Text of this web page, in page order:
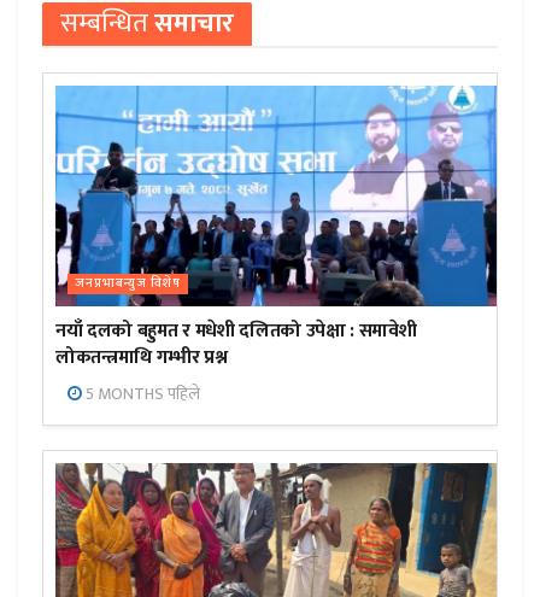
सम्बन्धितसमाचार
जनप्रभाबन्युज विशेष
नयाँ दलको बहुमत र मधेशी दलितको उपेक्षा : समावेशी
लोकतन्त्रमाथि गम्भीर प्रश्न
5 MONTHS पहिले